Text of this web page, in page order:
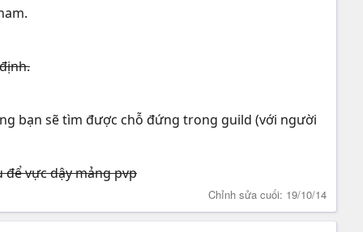
bạn sẽ tìm được chỗ đứng trong guild (với người
vực dậy mảng pvp
Chỉnh sửa cuối: 19/10/14